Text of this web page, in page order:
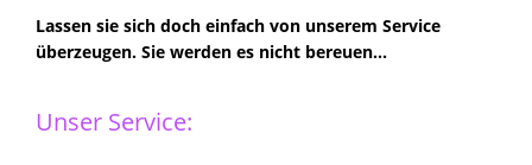
Lassen sie sich doch einfach von unserem Service
überzeugen. Sie werden es nicht bereuen...
Unser Service: